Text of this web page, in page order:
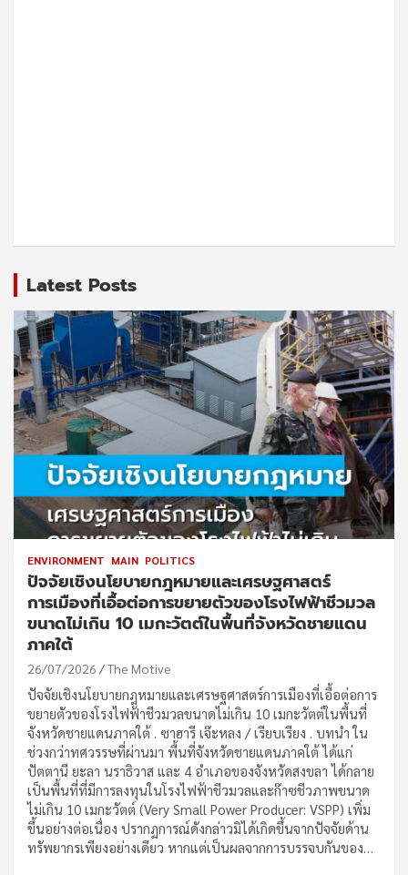
Latest Posts
ENVIRONMENT MAIN POLITICS
ปัจจัยเชิงนโยบายกฎหมายและเศรษฐศาสตร์
การเมืองที่เอื้อต่อการขยายตัวของโรงไฟฟ้าชีวมวล
ขนาดไม่เกิน 10 เมกะวัตต์ในพื้นที่จังหวัดชายแดน
ภาคใต้
26/07/2026 The Motive
ปัจจัยเชิงนโยบายกฎหมายและเศรษฐศาสตร์การเมืองที่เอื้อต่อการ
ขยายตัวของโรงไฟฟ้าชีวมวลขนาดไม่เกิน 10 เมกะวัตต์ในพื้นที่
จังหวัดชายแดนภาคใต้ . ซาฮารี เจ๊ะหลง / เรียบเรียง . บทนำ ใน
ช่วงกว่าทศวรรษที่ผ่านมา พื้นที่จังหวัดชายแดนภาคใต้ ได้แก่
ปัตตานี ยะลา นราธิวาส และ 4 อำเภอของจังหวัดสงขลา ได้กลาย
เป็นพื้นที่ที่มีการลงทุนในโรงไฟฟ้าชีวมวลและก๊าซชีวภาพขนาด
ไม่เกิน 10 เมกะวัตต์ (Very Small Power Producer: VSPP) เพิ่ม
ขึ้นอย่างต่อเนื่อง ปรากฏการณ์ดังกล่าวมิได้เกิดขึ้นจากปัจจัยด้าน
ทรัพยากรเพียงอย่างเดียว หากแต่เป็นผลจากการบรรจบกันของ…